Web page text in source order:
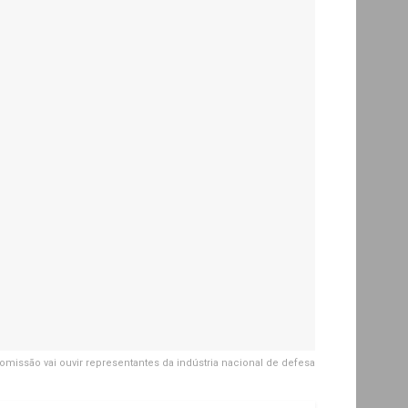
vai ouvir representantes da indústria nacional de defesa